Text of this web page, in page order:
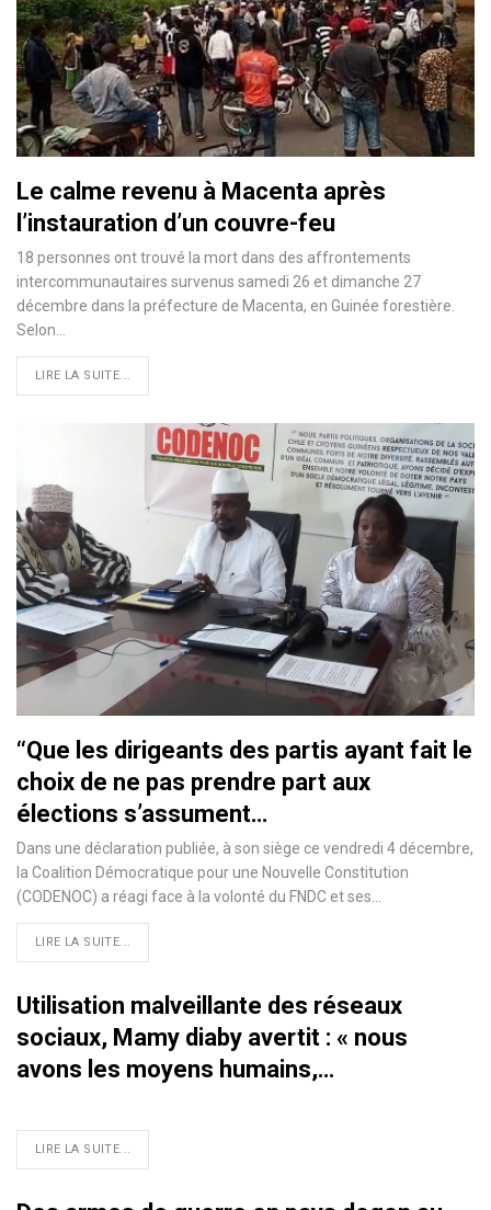
Le calme revenu à Macenta après
l’instauration d’un couvre-feu
18 personnes ont trouvé la mort dans des affrontements
intercommunautaires survenus samedi 26 et dimanche 27
décembre dans la préfecture de Macenta, en Guinée forestière.
Selon
LIRE LA SUITE...
‘‘Que les dirigeants des partis ayant fait le
choix de ne pas prendre part aux
élections s’assument…
Dans une déclaration publiée, à son siège ce vendredi 4 décembre,
la Coalition Démocratique pour une Nouvelle Constitution
(CODENOC) a réagi face à la volonté du FNDC et ses…
LIRE LA SUITE...
Utilisation malveillante des réseaux
sociaux, Mamy diaby avertit : « nous
avons les moyens humains,…
LIRE LA SUITE...